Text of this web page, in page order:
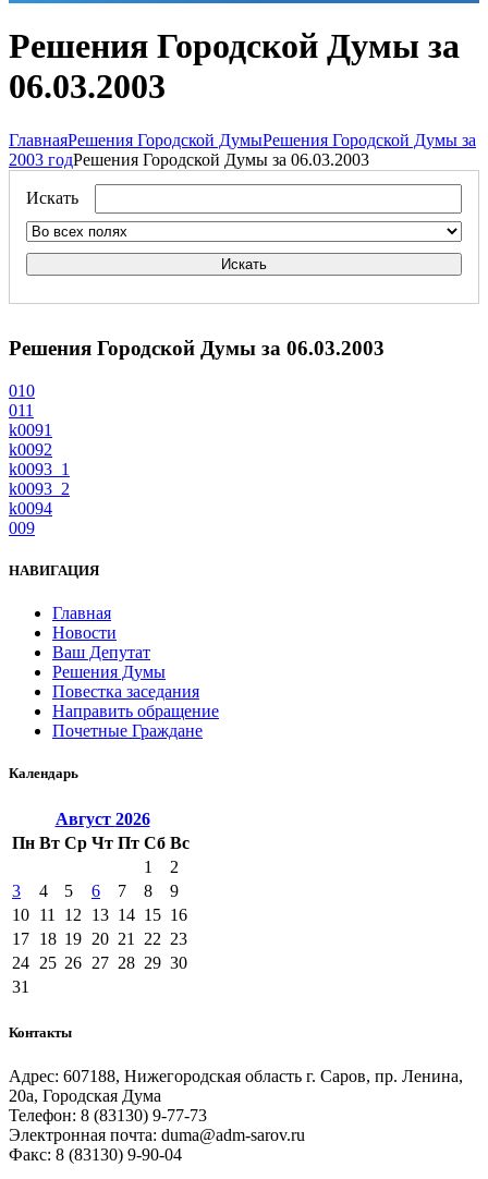
Решения Городской Думы за
06.03.2003
ГлавнаяРешения Городской ДумыРешения Городской Думы за
2003 годРешения Городской Думы за 06.03.2003
Искать
Искать
Решения Городской Думы за 06.03.2003
010
011
k0091
k0092
k0093_1
k0093_2
k0094
009
НАВИГАЦИЯ
Главная
Новости
Ваш Депутат
Решения Думы
Повестка заседания
Направить обращение
Почетные Граждане
Календарь
Август 2026
Пн Вт Ср Чт Пт Сб Вс
1
2
3
4 5 6 7 8
9
10 11 12 13 14 15 16
17 18 19 20 21 22 23
24 25 26 27 28 29 30
31
Контакты
Адрес: 607188, Нижегородская область г. Саров, пр. Ленина,
20а, Городская Дума
Телефон: 8 (83130) 9-77-73
Электронная почта: duma@adm-sarov.ru
Факс: 8 (83130) 9-90-04